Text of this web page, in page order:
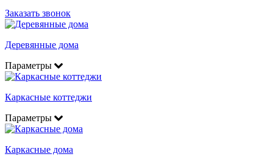
Заказать звонок
Деревянные дома
Параметры
Каркасные коттеджи
Параметры
Каркасные дома